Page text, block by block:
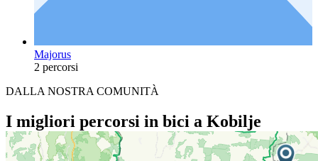
Majorus
2 percorsi
DALLA NOSTRA COMUNITÀ
I migliori percorsi in bici a Kobilje